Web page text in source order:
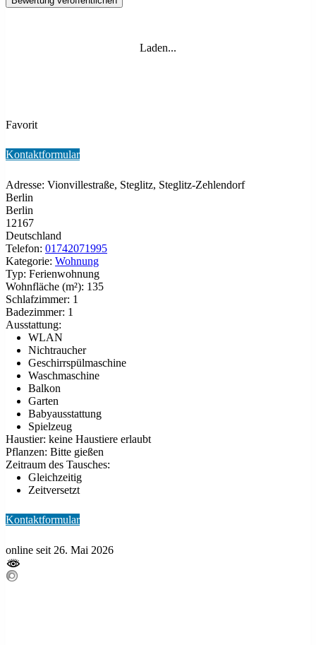
Laden...
Favorit
Kontaktformular
Adresse: Vionvillestraße, Steglitz, Steglitz-Zehlendorf
Berlin
Berlin
12167
Deutschland
Telefon: 01742071995
Kategorie: Wohnung
Typ: Ferienwohnung
Wohnfläche (m²): 135
Schlafzimmer: 1
Badezimmer: 1
Ausstattung:
WLAN
Nichtraucher
Geschirrspülmaschine
Waschmaschine
Balkon
Garten
Babyausstattung
Spielzeug
Haustier: keine Haustiere erlaubt
Pflanzen: Bitte gießen
Zeitraum des Tausches:
Gleichzeitig
Zeitversetzt
Kontaktformular
online seit 26. Mai 2026